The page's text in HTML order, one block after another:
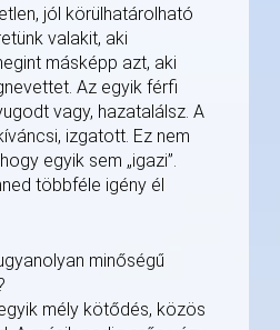
jól körülhatárolható
valakit, aki
másképp azt, aki
Az egyik férfi
vagy, hazatalálsz. A
izgatott. Ez nem
egyik sem „igazi”.
többféle igény él
minőségű
mély kötődés, közös